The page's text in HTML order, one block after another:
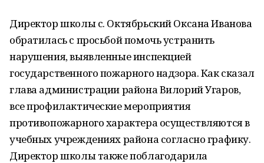
Директор школы с. Октябрьский Оксана Иванова
обратилась с просьбой помочь устранить
нарушения, выявленные инспекцией
государственного пожарного надзора. Как сказал
глава администрации района Вилорий Угаров,
все профилактические мероприятия
противопожарного характера осуществляются в
учебных учреждениях района согласно графику.
Директор школы также поблагодарила